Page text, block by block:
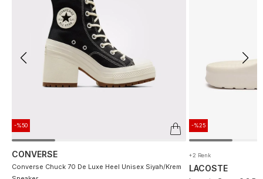
-%50
CONVERSE
Converse Chuck 70 De Luxe Heel Unisex Siyah/Krem
-%25
+2 Renk
LACOSTE